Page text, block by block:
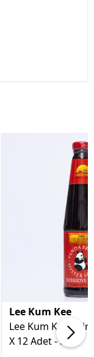
Lee Kum Kee
Lee Kum Kee
X 12 Adet - Koli